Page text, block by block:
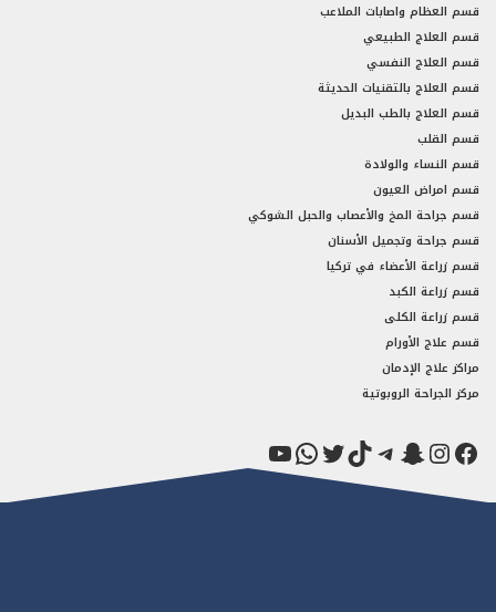
قسم العظام واصابات الملاعب
قسم العلاج الطبيعي
قسم العلاج النفسي
قسم العلاج بالتقنيات الحديثة
قسم العلاج بالطب البديل
قسم القلب
قسم النساء والولادة
قسم امراض العيون
قسم جراحة المخ والأعصاب والحبل الشوكي
قسم جراحة وتجميل الأسنان
قسم زراعة الأعضاء في تركيا
قسم زراعة الكبد
قسم زراعة الكلى
قسم علاج الأورام
مراكز علاج الإدمان
مركز الجراحة الروبوتية
فيسبوك
إنستجرام
سناب شاتتيليجرام
تيك توكتويترواتساب
يوتيوب